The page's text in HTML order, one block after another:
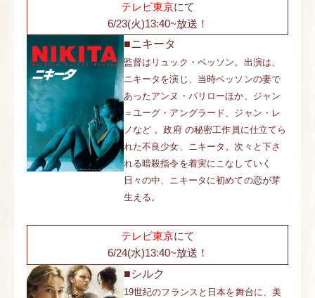
テレビ東京にて
6/23(火)13:40~放送！
■ニキータ
監督はリュック・ベッソン。出演は、
ニキータを演じ、当時ベッソンの妻で
あったアンヌ・パリローほか、ジャン
＝ユーグ・アングラード、ジャン・レ
ノなど 。政府 の秘密工作員に仕立てら
れた不良少女、ニキータ。次々と下さ
れる暗殺指令を着実にこなしていく
日々の中、ニキータに初めての恋が芽
生える。
テレビ東京にて
6/24(水)13:40~放送！
■シルク
19世紀のフランスと日本を舞台に、美